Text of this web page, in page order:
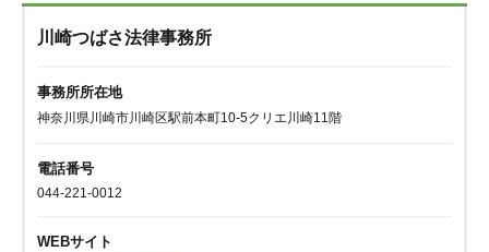
川崎つばさ法律事務所
事務所所在地
神奈川県川崎市川崎区駅前本町10-5クリエ川崎11階
電話番号
044-221-0012
WEBサイト